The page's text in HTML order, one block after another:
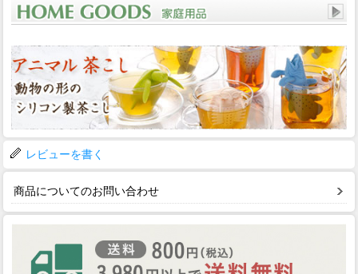
レビューを書く
商品についてのお問い合わせ